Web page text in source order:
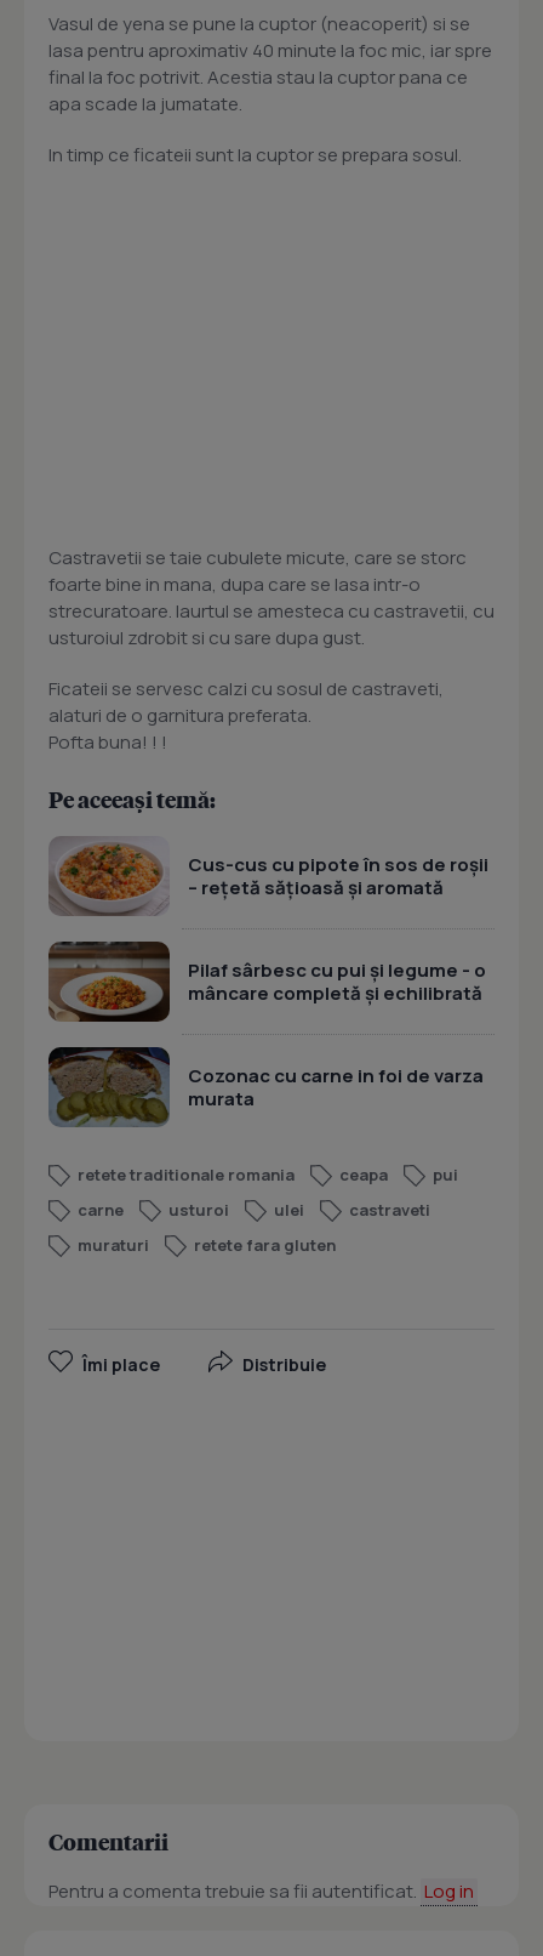
Vasul de yena se pune la cuptor (neacoperit) si se
lasa pentru aproximativ 40 minute la foc mic, iar spre
final la foc potrivit. Acestia stau la cuptor pana ce
apa scade la jumatate.
In timp ce ficateii sunt la cuptor se prepara sosul.
Castravetii se taie cubulete micute, care se storc
foarte bine in mana, dupa care se lasa intr-o
strecuratoare. Iaurtul se amesteca cu castravetii, cu
usturoiul zdrobit si cu sare dupa gust.
Ficateii se servesc calzi cu sosul de castraveti,
alaturi de o garnitura preferata.
Pofta buna! ! !
Pe aceeași temă:
Cus-cus cu pipote în sos de roșii
– rețetă sățioasă și aromată
Pilaf sârbesc cu pui și legume - o
mâncare completă și echilibrată
Cozonac cu carne in foi de varza
murata
retete traditionale romania ceapa
pui
carne
usturoi ulei
castraveti
muraturi
retete fara gluten
Îmi place Distribuie
Comentarii
Pentru a comenta trebuie sa fii autentificat. Log in